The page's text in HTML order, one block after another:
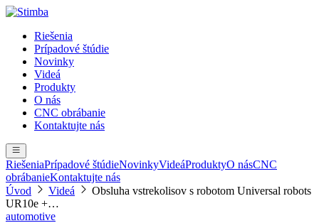
Riešenia
Prípadové štúdie
Novinky
Videá
Produkty
O nás
CNC obrábanie
Kontaktujte nás
RiešeniaPrípadové štúdieNovinkyVideáProduktyO násCNC
obrábanieKontaktujte nás
Úvod
Videá
Obsluha vstrekolisov s robotom Universal robots
UR10e +…
automotive